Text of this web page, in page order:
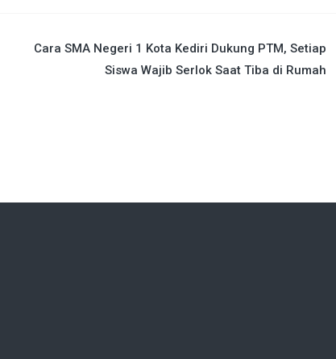
Cara SMA Negeri 1 Kota Kediri Dukung PTM, Setiap
Siswa Wajib Serlok Saat Tiba di Rumah